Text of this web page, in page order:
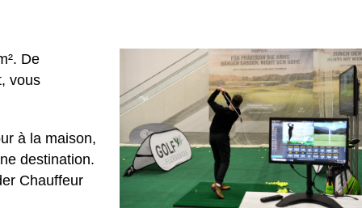
De
vous
à la maison,
destination.
Chauffeur